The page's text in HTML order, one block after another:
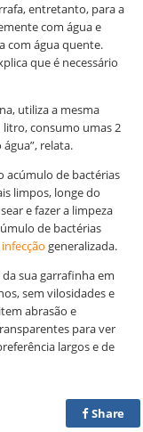
entretanto, para a
com água e
com água quente.
que é necessário
utiliza a mesma
litro, consumo umas 2
relata.
acúmulo de bactérias
limpos, longe do
e fazer a limpeza
de bactérias
generalizada.
sua garrafinha em
sem vilosidades e
abrasão e
para ver
largos e de
Share